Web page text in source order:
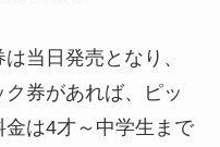
当日発売となり、
券があれば、ピッ
金は4才～中学生まで